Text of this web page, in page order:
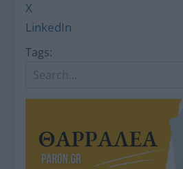
X
LinkedIn
Tags: